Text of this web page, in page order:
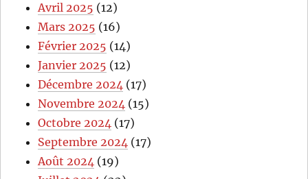
Avril 2025 (12)
Mars 2025 (16)
Février 2025 (14)
Janvier 2025 (12)
Décembre 2024 (17)
Novembre 2024 (15)
Octobre 2024 (17)
Septembre 2024 (17)
Août 2024 (19)